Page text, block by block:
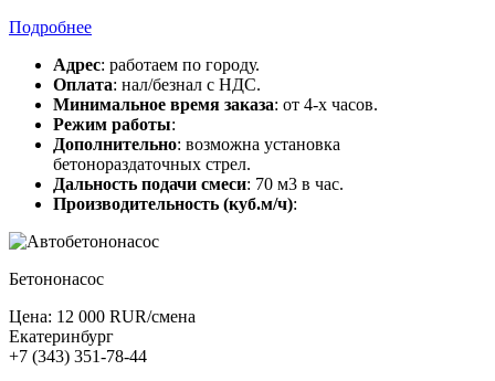
Подробнее
Адрес: работаем по городу.
Оплата: нал/безнал с НДС.
Минимальное время заказа: от 4-х часов.
Режим работы:
Дополнительно: возможна установка
бетонораздаточных стрел.
Дальность подачи смеси: 70 м3 в час.
Производительность (куб.м/ч):
Бетононасос
Цена: 12 000 RUR/смена
Екатеринбург
+7 (343) 351-78-44